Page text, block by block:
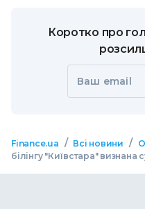
Коротко про
Ваш email
Finance.ua / Всі новини /
білінгу "Київстара"